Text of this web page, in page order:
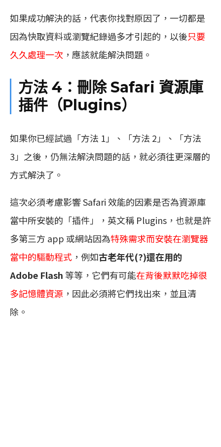
如果成功解決的話，代表你找對原因了，一切都是
因為快取資料或瀏覽紀錄過多才引起的，以後只要
久久處理一次 ，應該就能解決問題。
方法 4：刪除 Safari 資源庫
插件（Plugins）
如果你已經試過「方法 1」、「方法 2」、「方法
3」之後，仍無法解決問題的話，就必須往更深層的
方式解決了。
這次必須考慮影響 Safari 效能的因素是否為資源庫
當中所安裝的「插件」，英文稱 Plugins，也就是許
多第三方 app 或網站因為特殊需求而安裝在瀏覽器
當中的驅動程式 ，例如古老年代(?)還在用的
Adobe Flash 等等，它們有可能在背後默默吃掉很
多記憶體資源 ，因此必須將它們找出來，並且清
除。